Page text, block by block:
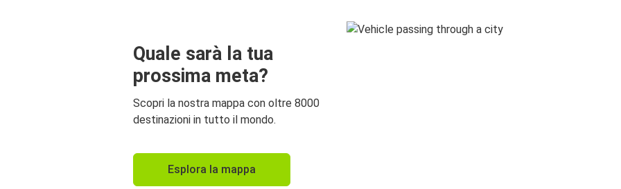
Quale sarà la tua
prossima meta?
Scopri la nostra mappa con oltre 8000
destinazioni in tutto il mondo.
Esplora la mappa